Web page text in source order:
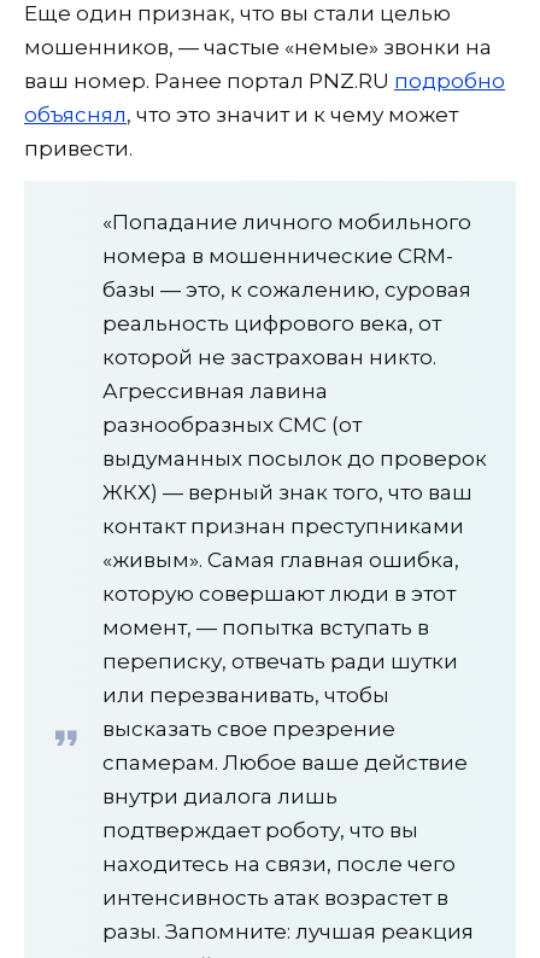
Еще один признак, что вы стали целью
мошенников, — частые «немые» звонки на
ваш номер. Ранее портал PNZ.RU подробно
объяснял, что это значит и к чему может
привести.
«Попадание личного мобильного
номера в мошеннические CRM-
базы — это, к сожалению, суровая
реальность цифрового века, от
которой не застрахован никто.
Агрессивная лавина
разнообразных СМС (от
выдуманных посылок до проверок
ЖКХ) — верный знак того, что ваш
контакт признан преступниками
«живым». Самая главная ошибка,
которую совершают люди в этот
момент, — попытка вступать в
переписку, отвечать ради шутки
или перезванивать, чтобы
высказать свое презрение
спамерам. Любое ваше действие
внутри диалога лишь
подтверждает роботу, что вы
находитесь на связи, после чего
интенсивность атак возрастет в
разы. Запомните: лучшая реакция